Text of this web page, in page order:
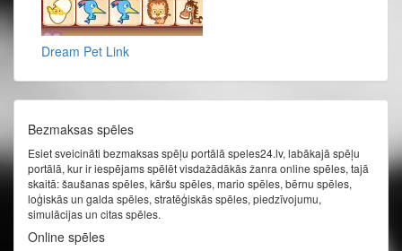
Dream Pet Link
Bezmaksas spēles
Esiet sveicināti bezmaksas spēļu portālā speles24.lv, labākajā spēļu
portālā, kur ir iespējams spēlēt visdažādākās žanra online spēles, tajā
skaitā: šaušanas spēles, kāršu spēles, mario spēles, bērnu spēles,
loģiskās un galda spēles, stratēģiskās spēles, piedzīvojumu,
simulācijas un citas spēles.
Online spēles